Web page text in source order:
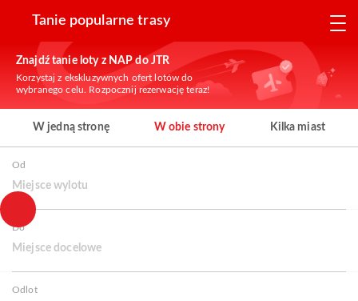
Tanie popularne trasy
Znajdź tanie loty z NAP do JTR
Korzystaj z ekskluzywnych ofert lotów do
wybranego celu. Rozpocznij rezerwację teraz!
W jedną stronę W obie strony Kilka miast
Od
Miejsce wylotu
Do
Miejsce docelowe
Odlot